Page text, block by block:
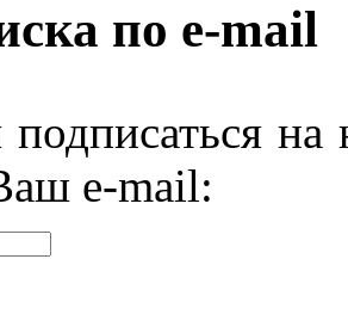
по e-mail
на
e-mail: